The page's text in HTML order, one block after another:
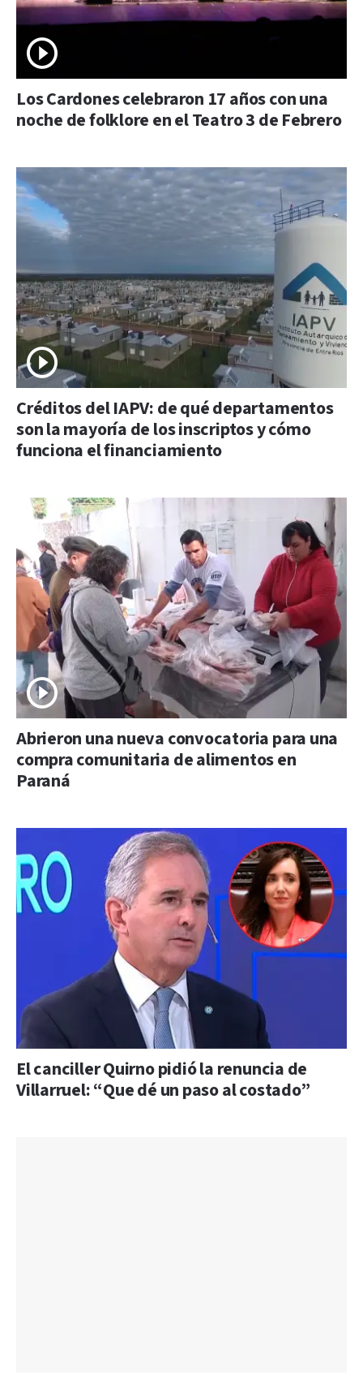
Los Cardones celebraron 17 años con una
noche de folklore en el Teatro 3 de Febrero
Créditos del IAPV: de qué departamentos
son la mayoría de los inscriptos y cómo
funciona el financiamiento
Abrieron una nueva convocatoria para una
compra comunitaria de alimentos en
Paraná
El canciller Quirno pidió la renuncia de
Villarruel: “Que dé un paso al costado”